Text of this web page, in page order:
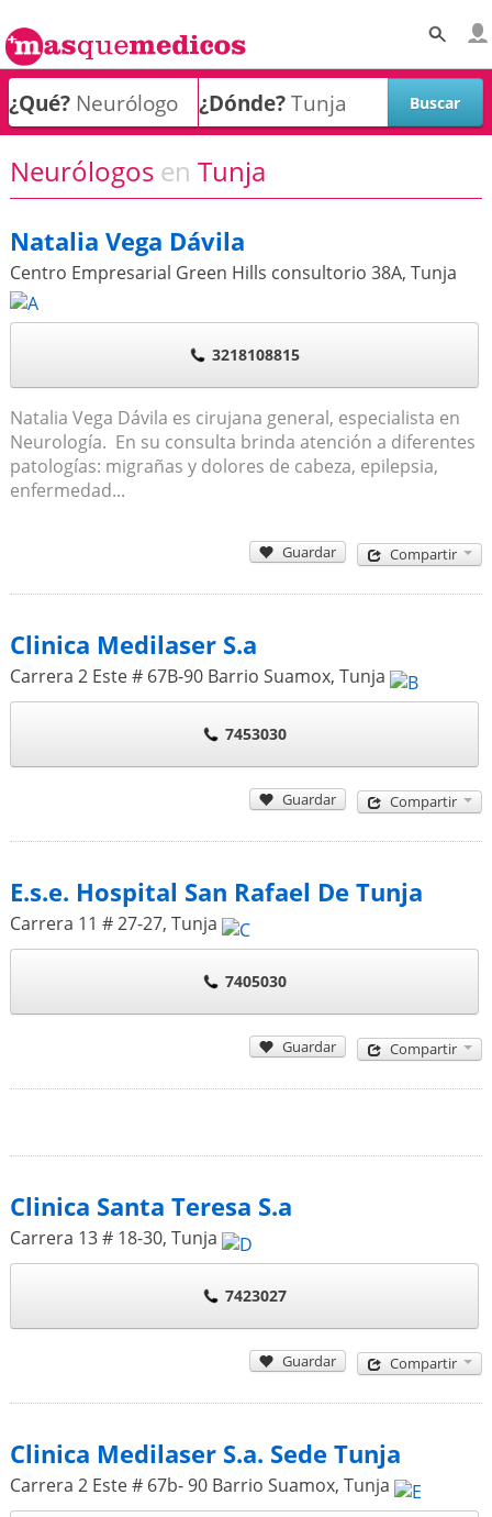
¿Qué? ¿Dónde?
Neurólogos en Tunja
Natalia Vega Dávila
Centro Empresarial Green Hills consultorio 38A, Tunja
3218108815
Natalia Vega Dávila es cirujana general, especialista en
Neurología. En su consulta brinda atención a diferentes
patologías: migrañas y dolores de cabeza, epilepsia,
enfermedad...
Guardar Compartir
Clinica Medilaser S.a
Carrera 2 Este # 67B-90 Barrio Suamox, Tunja
7453030
Guardar Compartir
E.s.e. Hospital San Rafael De Tunja
Carrera 11 # 27-27, Tunja
7405030
Guardar Compartir
Clinica Santa Teresa S.a
Carrera 13 # 18-30, Tunja
7423027
Guardar Compartir
Clinica Medilaser S.a. Sede Tunja
Carrera 2 Este # 67b- 90 Barrio Suamox, Tunja